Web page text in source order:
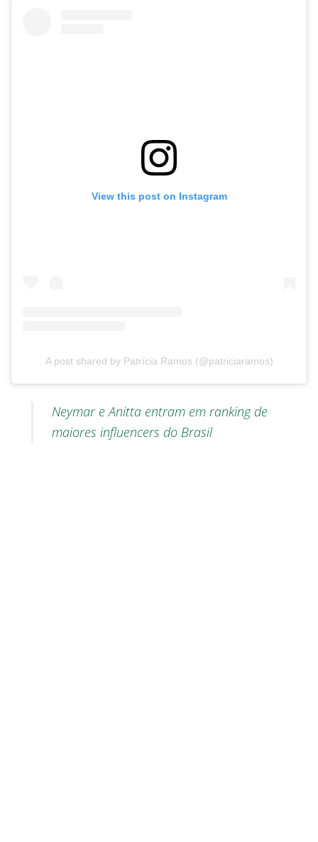
View this post on Instagram
A post shared by Patrícia Ramos (@patriciaramos)
Neymar e Anitta entram em ranking de
maiores influencers do Brasil